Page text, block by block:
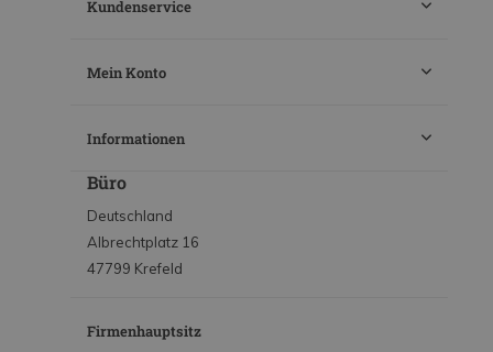
Kundenservice
Mein Konto
Informationen
Büro
Deutschland
Albrechtplatz 16
47799 Krefeld
Firmenhauptsitz